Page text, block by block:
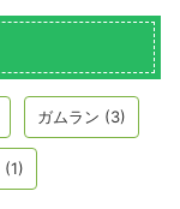
ガムラン (3)
(1)